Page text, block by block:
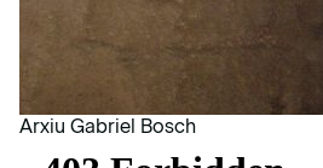
Arxiu Gabriel Bosch